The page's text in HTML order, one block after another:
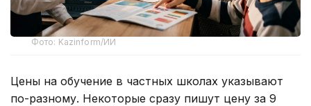
Фото: Kazinform/ИИ
Цены на обучение в частных школах указывают
по-разному. Некоторые сразу пишут цену за 9